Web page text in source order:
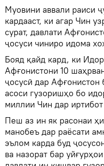
Муовини аввали раиси
кардааст, ки агар Чин
сурат, давлати
ҷосуси чиниро идома
Бояд қайд кард, ки
Афғонистони 10
ҷосусӣ дар Афғонистон
асоси гузоришҳо бо
миллии Чин дар
Пеш аз ин як расонаи
манобеъ дар раёсати
эълом карда буд
ва назорат бар